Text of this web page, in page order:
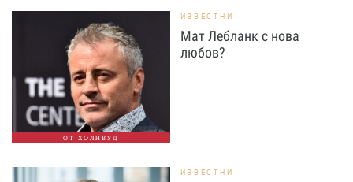
ОТ ХОЛИВУД
ИЗВЕСТНИ
Мат Лебланк с нова
любов?
ИЗВЕСТНИ